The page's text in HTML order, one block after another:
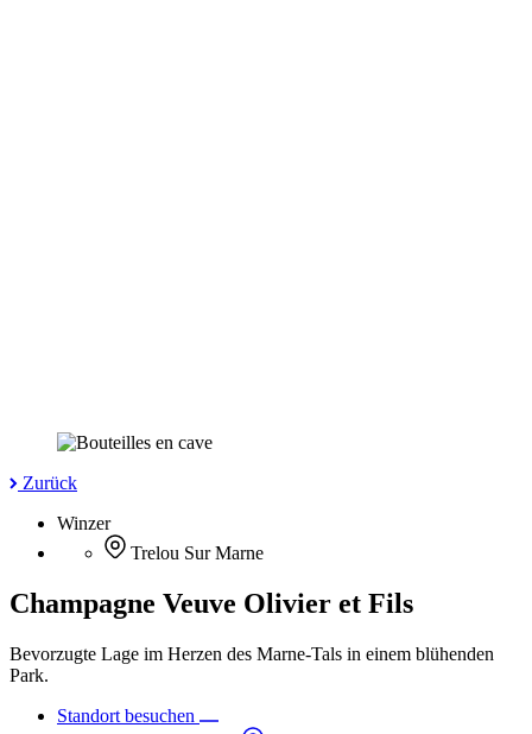
Zurück
Winzer
Trelou Sur Marne
Champagne Veuve Olivier et Fils
Bevorzugte Lage im Herzen des Marne-Tals in einem blühenden
Park.
Standort besuchen